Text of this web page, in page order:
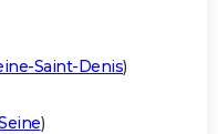
Saint-Denis)
)